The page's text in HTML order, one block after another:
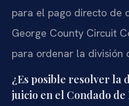
para el pago directo de
George County Circuit
para ordenar la división
¿Es posible resolver la
juicio en el Condado de